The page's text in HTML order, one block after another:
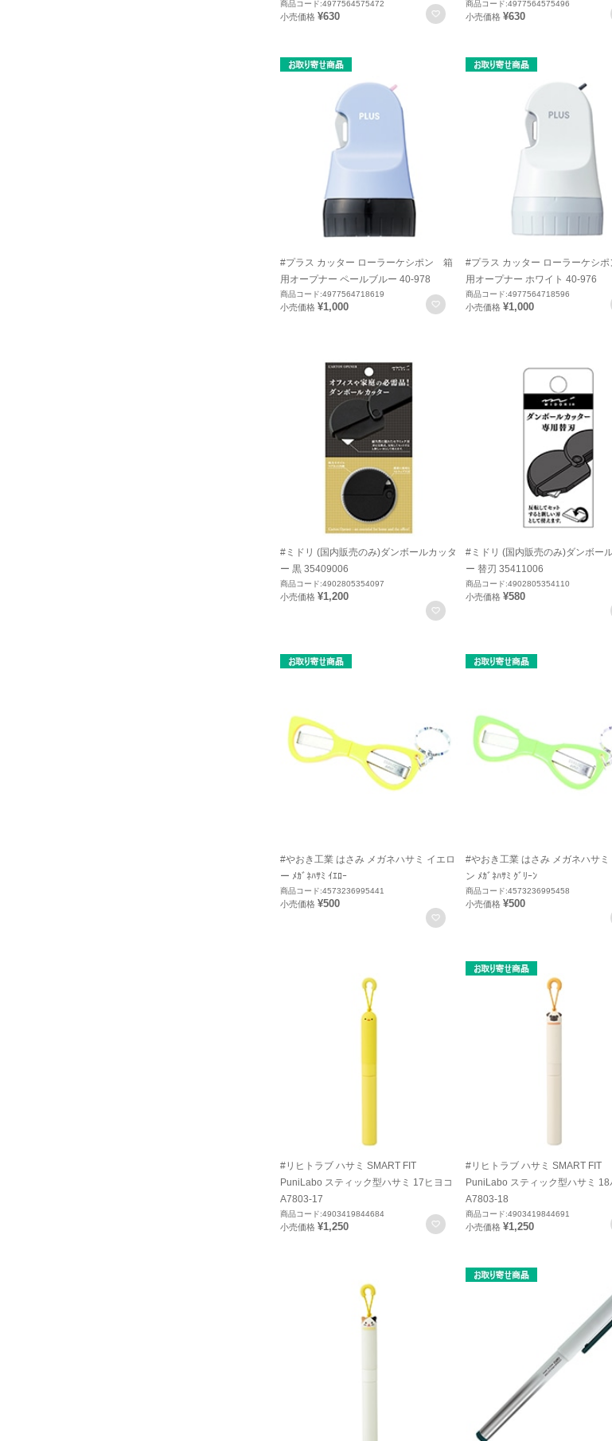
商品コード:4977564575472
小売価格 ¥630 お気に入りに登録
商品コード:4977564575496
小売価格 ¥630
#プラス カッター ローラーケシポン 箱
用オープナー ペールブルー 40-978
商品コード:4977564718619
小売価格 ¥1,000 お気に入りに登録
#プラス カッター ローラーケシ
用オープナー ホワイト 40-976
商品コード:4977564718596
小売価格 ¥1,000
#ミドリ (国内販売のみ)ダンボールカッタ
ー 黒 35409006
商品コード:4902805354097
小売価格 ¥1,200
お気に入りに登録
#ミドリ (国内販売のみ)ダンボー
ー 替刃 35411006
商品コード:4902805354110
小売価格 ¥580
#やおき工業 はさみ メガネハサミ イエロ
ー ﾒｶﾞﾈﾊｻﾐ ｲｴﾛｰ
商品コード:4573236995441
小売価格 ¥500
お気に入りに登録
#やおき工業 はさみ メガネハサミ
ン ﾒｶﾞﾈﾊｻﾐ ｸﾞﾘｰﾝ
商品コード:4573236995458
小売価格 ¥500
#リヒトラブ ハサミ SMART FIT
PuniLabo スティック型ハサミ 17ヒヨコ
A7803-17
商品コード:4903419844684
小売価格 ¥1,250 お気に入りに登録
#リヒトラブ ハサミ SMART FIT
PuniLabo スティック型ハサミ 18
A7803-18
商品コード:4903419844691
小売価格 ¥1,250